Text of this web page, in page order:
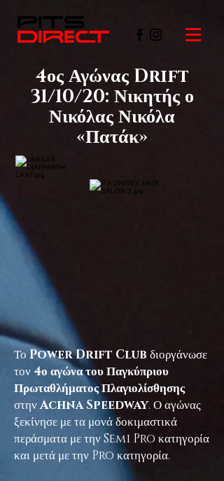
4ος Αγώνας Drift
31/10/20: Νικητής ο
Νικόλας Νικόλα
«Πατάκ»
Το Power Drift Club διοργάνωσε
τον4ο αγώνα του Παγκύπριου
Πρωταθλήματος Πλαγιολίσθησης
στηνAchna Speedway. Ο αγώνας
ξεκίνησε με τα μονά δοκιμαστικά
περάσματα με την Semi Pro κατηγορία
και μετά με την Pro κατηγορία.